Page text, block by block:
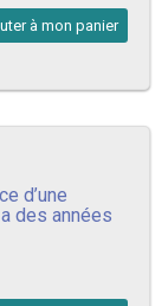
à mon panier
d’une
des années